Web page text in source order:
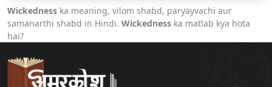
Wickedness ka meaning, vilom shabd, paryayvachi aur
samanarthi shabd in Hindi. Wickedness ka matlab kya hota
hai?